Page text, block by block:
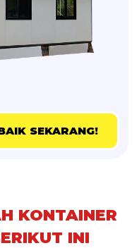
SEKARANG!
KONTAINER
INI